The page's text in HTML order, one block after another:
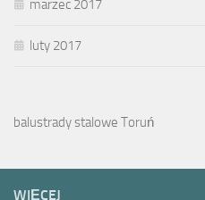
marzec 2017
luty 2017
balustrady stalowe Toruń
WIĘCEJ